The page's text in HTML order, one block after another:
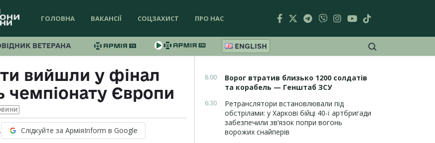
ГОЛОВНА ВАКАНСІЇ СОЦЗАХИСТ ПРО НАС
ВЕТЕРАНА ENGLISH
вийшли у фінал
чемпіонату Європи
Слідкуйте за АрміяInform в Google
8:00
Ворог втратив близько 1200 солдатів
та корабель — Генштаб ЗСУ
6:30
Ретранслятори встановлювали під
обстрілами: у Харкові бійці 40-ї артбригади
забезпечили зв’язок попри вогонь
ворожих снайперів